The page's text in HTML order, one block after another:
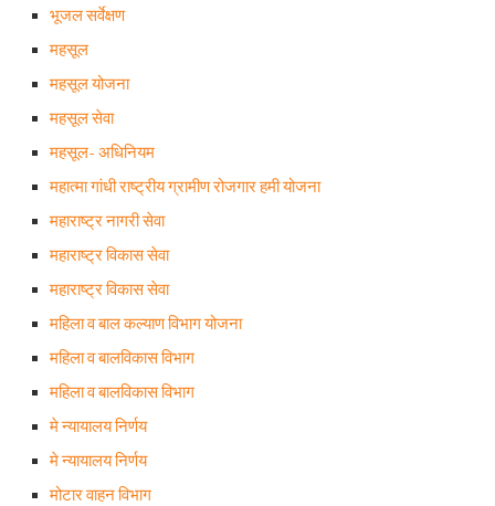
भूजल सर्वेक्षण
महसूल
महसूल योजना
महसूल सेवा
महसूल- अधिनियम
महात्मा गांधी राष्ट्रीय ग्रामीण रोजगार हमी योजना
महाराष्ट्र नागरी सेवा
महाराष्ट्र विकास सेवा
महाराष्ट्र विकास सेवा
महिला व बाल कल्याण विभाग योजना
महिला व बालविकास विभाग
महिला व बालविकास विभाग
मे न्यायालय निर्णय
मे न्यायालय निर्णय
मोटार वाहन विभाग